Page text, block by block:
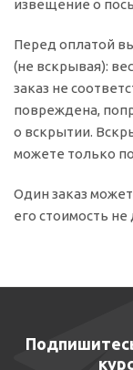
извещение о
Перед оплатой
(не вскрывая):
заказ не
повреждена,
о вскрытии.
можете только
Один заказ
его стоимость